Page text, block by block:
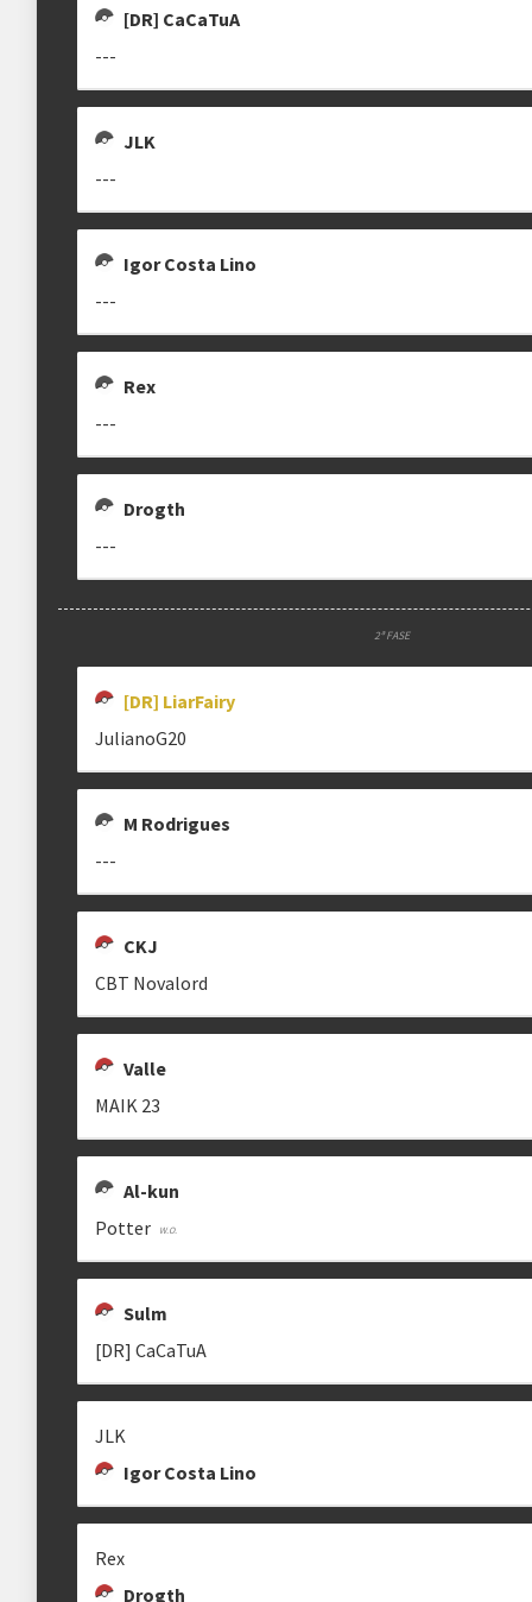
[DR] CaCaTuA
---
JLK
---
Igor Costa Lino
---
Rex
---
Drogth
---
2ª FASE
[DR] LiarFairy
JulianoG20
M Rodrigues
---
CKJ
CBT Novalord
Valle
MAIK 23
Al-kun
Potter
Sulm
[DR] CaCaTuA
JLK
Igor Costa Lino
Rex
Drogth